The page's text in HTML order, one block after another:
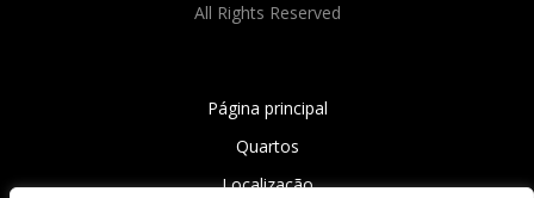
All Rights Reserved
Página principal
Quartos
Localização